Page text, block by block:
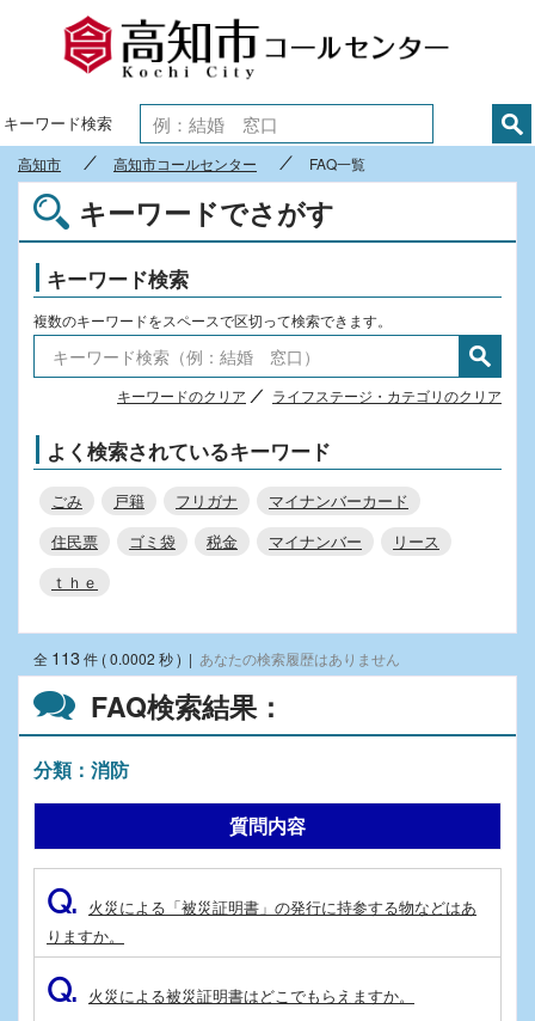
キーワード検索
高知市 高知市コールセンター FAQ一覧
キーワードでさがす
キーワード検索
複数のキーワードをスペースで区切って検索できます。
キーワードのクリア ライフステージ・カテゴリのクリア
よく検索されているキーワード
ごみ 戸籍 フリガナ
マイナンバーカード
住民票
ゴミ袋 税金 マイナンバー
リース
ｔｈｅ
FAQ検索結果：
分類：消防
全 113件 ( 0.0002 秒 ) | あなたの検索履歴はありません
質問内容
Q. 火災による「被災証明書」の発行に持参する物などはあ
りますか。
Q. 火災による被災証明書はどこでもらえますか。